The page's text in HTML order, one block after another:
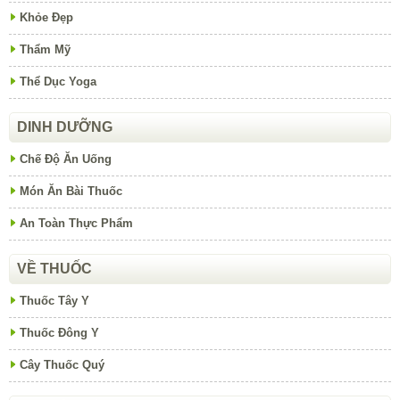
Khỏe Đẹp
Thẩm Mỹ
Thể Dục Yoga
DINH DƯỠNG
Chế Độ Ăn Uống
Món Ăn Bài Thuốc
An Toàn Thực Phẩm
VỀ THUỐC
Thuốc Tây Y
Thuốc Đông Y
Cây Thuốc Quý